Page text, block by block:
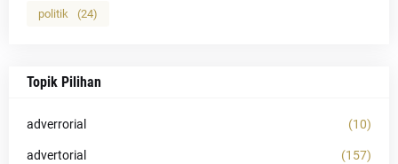
politik (24)
Topik Pilihan
adverrorial (10)
advertorial (157)